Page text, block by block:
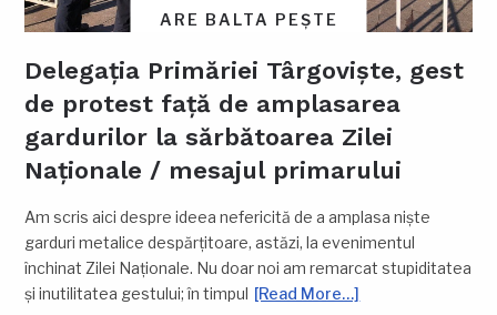
ARE BALTA PEȘTE
Delegația Primăriei Târgoviște, gest
de protest față de amplasarea
gardurilor la sărbătoarea Zilei
Naționale / mesajul primarului
Am scris aici despre ideea nefericită de a amplasa niște
garduri metalice despărțitoare, astăzi, la evenimentul
închinat Zilei Naționale. Nu doar noi am remarcat stupiditatea
și inutilitatea gestului; în timpul [Read More…]